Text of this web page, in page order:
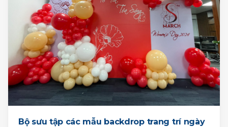
Bộ sưu tập các mẫu backdrop trang trí ngày